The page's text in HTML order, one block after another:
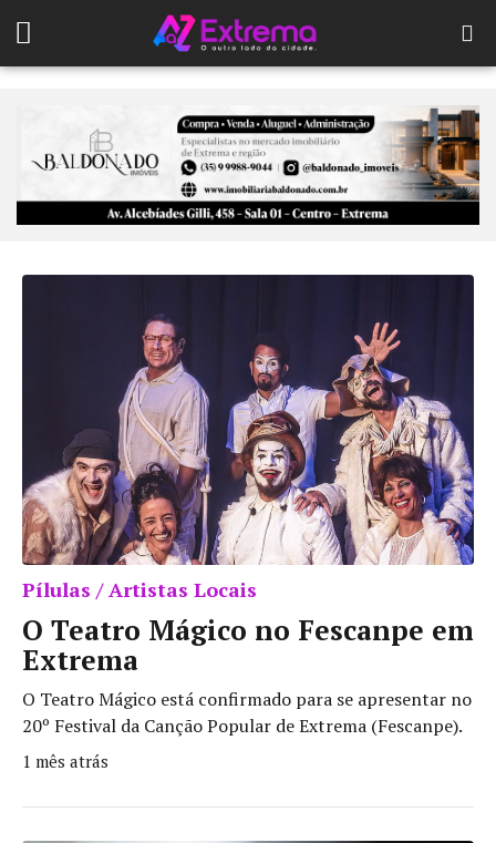
Pílulas / Artistas Locais
O Teatro Mágico no Fescanpe em
Extrema
O Teatro Mágico está confirmado para se apresentar no
20º Festival da Canção Popular de Extrema (Fescanpe).
1 mês atrás